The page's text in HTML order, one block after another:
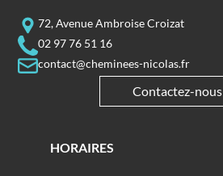
72, Avenue Ambroise Croizat
02 97 76 51 16
contact@cheminees-nicolas.fr
Contactez-nous
HORAIRES